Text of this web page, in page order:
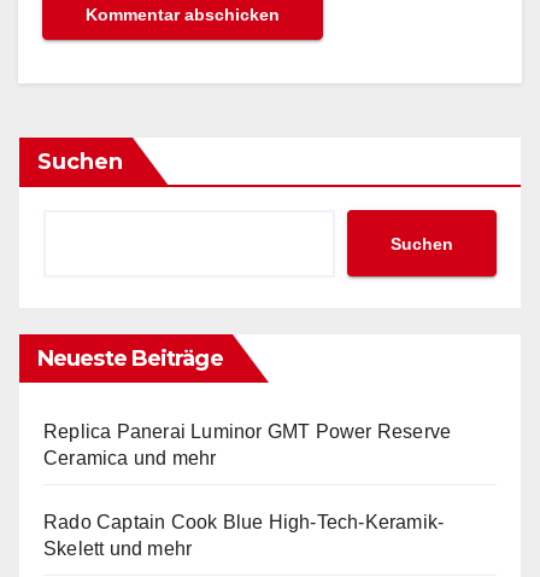
Suchen
Suchen
Neueste Beiträge
Replica Panerai Luminor GMT Power Reserve
Ceramica und mehr
Rado Captain Cook Blue High-Tech-Keramik-
Skelett und mehr